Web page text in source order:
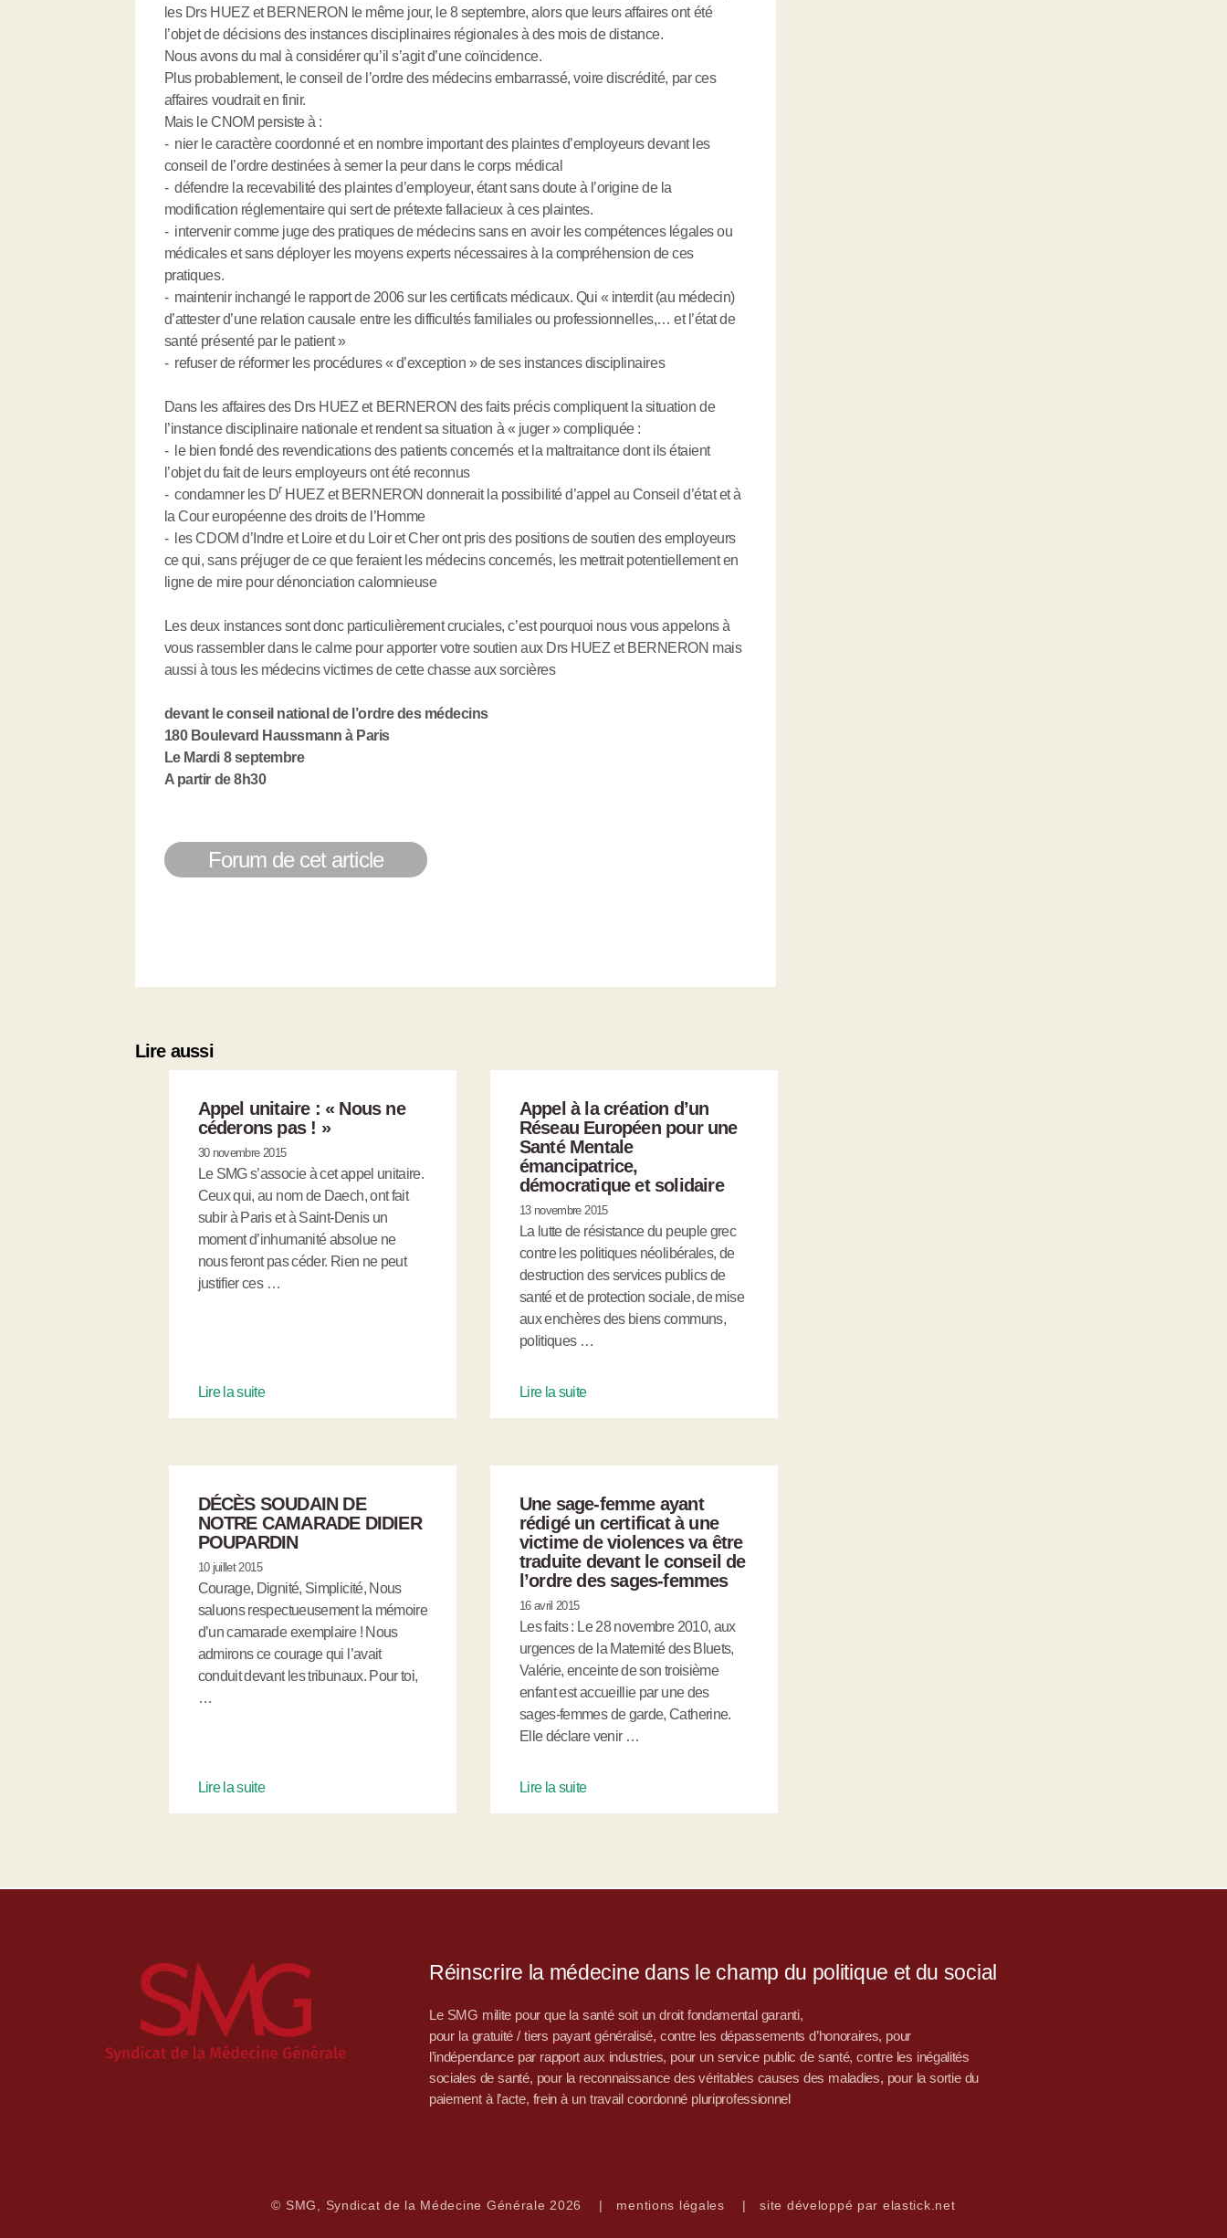
les Drs HUEZ et BERNERON le même jour, le 8 septembre, alors que leurs affaires ont été
l’objet de décisions des instances disciplinaires régionales à des mois de distance.
Nous avons du mal à considérer qu’il s’agit d’une coïncidence.
Plus probablement, le conseil de l’ordre des médecins embarrassé, voire discrédité, par ces
affaires voudrait en finir.
Mais le CNOM persiste à :
- nier le caractère coordonné et en nombre important des plaintes d’employeurs devant les
conseil de l’ordre destinées à semer la peur dans le corps médical
- défendre la recevabilité des plaintes d’employeur, étant sans doute à l’origine de la
modification réglementaire qui sert de prétexte fallacieux à ces plaintes.
- intervenir comme juge des pratiques de médecins sans en avoir les compétences légales ou
médicales et sans déployer les moyens experts nécessaires à la compréhension de ces
pratiques.
- maintenir inchangé le rapport de 2006 sur les certificats médicaux. Qui « interdit (au médecin)
d’attester d’une relation causale entre les difficultés familiales ou professionnelles,… et l’état de
santé présenté par le patient »
- refuser de réformer les procédures « d’exception » de ses instances disciplinaires
Dans les affaires des Drs HUEZ et BERNERON des faits précis compliquent la situation de
l’instance disciplinaire nationale et rendent sa situation à « juger » compliquée :
- le bien fondé des revendications des patients concernés et la maltraitance dont ils étaient
l’objet du fait de leurs employeurs ont été reconnus
- condamner les Dr HUEZ et BERNERON donnerait la possibilité d’appel au Conseil d’état et à
la Cour européenne des droits de l’Homme
- les CDOM d’Indre et Loire et du Loir et Cher ont pris des positions de soutien des employeurs
ce qui, sans préjuger de ce que feraient les médecins concernés, les mettrait potentiellement en
ligne de mire pour dénonciation calomnieuse
Les deux instances sont donc particulièrement cruciales, c’est pourquoi nous vous appelons à
vous rassembler dans le calme pour apporter votre soutien aux Drs HUEZ et BERNERON mais
aussi à tous les médecins victimes de cette chasse aux sorcières
devant le conseil national de l’ordre des médecins
180 Boulevard Haussmann à Paris
Le Mardi 8 septembre
A partir de 8h30
Forum de cet article
Lire aussi
Appel unitaire : « Nous ne
céderons pas ! »
30 novembre 2015
Le SMG s’associe à cet appel unitaire.
Ceux qui, au nom de Daech, ont fait
subir à Paris et à Saint-Denis un
moment d’inhumanité absolue ne
nous feront pas céder. Rien ne peut
justifier ces …
Lire la suite
Appel à la création d’un
Réseau Européen pour une
Santé Mentale
émancipatrice,
démocratique et solidaire
13 novembre 2015
La lutte de résistance du peuple grec
contre les politiques néolibérales, de
destruction des services publics de
santé et de protection sociale, de mise
aux enchères des biens communs,
politiques …
Lire la suite
DÉCÈS SOUDAIN DE
NOTRE CAMARADE DIDIER
POUPARDIN
10 juillet 2015
Courage, Dignité, Simplicité, Nous
saluons respectueusement la mémoire
d’un camarade exemplaire ! Nous
admirons ce courage qui l’avait
conduit devant les tribunaux. Pour toi,
…
Lire la suite
Une sage-femme ayant
rédigé un certificat à une
victime de violences va être
traduite devant le conseil de
l’ordre des sages-femmes
16 avril 2015
Les faits : Le 28 novembre 2010, aux
urgences de la Maternité des Bluets,
Valérie, enceinte de son troisième
enfant est accueillie par une des
sages-femmes de garde, Catherine.
Elle déclare venir …
Lire la suite
Réinscrire la médecine dans le champ du politique et du social
Le SMG milite pour que la santé soit un droit fondamental garanti,
pour la gratuité / tiers payant généralisé, contre les dépassements d’honoraires, pour
l’indépendance par rapport aux industries, pour un service public de santé, contre les inégalités
sociales de santé, pour la reconnaissance des véritables causes des maladies, pour la sortie du
paiement à l’acte, frein à un travail coordonné pluriprofessionnel
© SMG, Syndicat de la Médecine Générale 2026 | mentions légales | site développé par elastick.net